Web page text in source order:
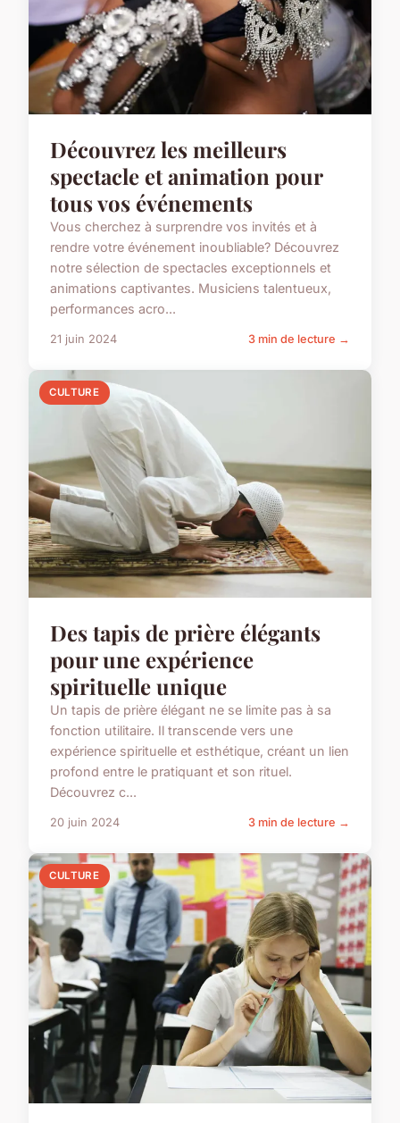
Découvrez les meilleurs
spectacle et animation pour
tous vos événements
Vous cherchez à surprendre vos invités et à
rendre votre événement inoubliable? Découvrez
notre sélection de spectacles exceptionnels et
animations captivantes. Musiciens talentueux,
performances acro...
21 juin 2024 3 min de lecture →
CULTURE
Des tapis de prière élégants
pour une expérience
spirituelle unique
Un tapis de prière élégant ne se limite pas à sa
fonction utilitaire. Il transcende vers une
expérience spirituelle et esthétique, créant un lien
profond entre le pratiquant et son rituel.
Découvrez c...
20 juin 2024 3 min de lecture →
CULTURE